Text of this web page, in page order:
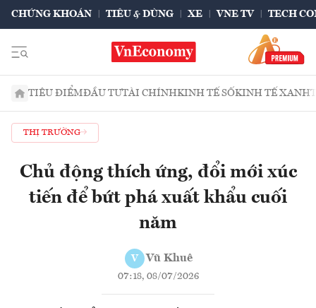
CHỨNG KHOÁN TIÊU & DÙNG XE VNE TV TECH
TIÊU ĐIỂMĐẦU TƯTÀI CHÍNHKINH TẾ SỐKINH TẾ XANH
THỊ TRƯỜNG
Chủ động thích ứng, đổi mới xúc
tiến để bứt phá xuất khẩu cuối
năm
V Vũ Khuê
07:18, 08/07/2026